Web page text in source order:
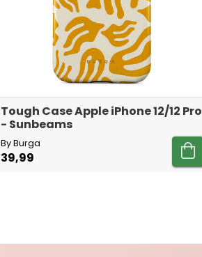
Tough Case Apple iPhone 12/12 Pro
- Sunbeams
By Burga
39,99